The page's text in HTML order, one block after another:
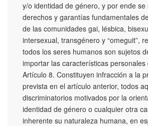
y/o identidad de género, y por ende
derechos y garantías fundamentales
de las comunidades gai, lésbica,
intersexual, transgénero y “omeguit”,
todos los seres humanos son sujetos
importar las características personales
Artículo 8. Constituyen infracción a la
prevista en el artículo anterior, todos
discriminatorios motivados por la
identidad de género o cualquier otra
inherente su naturaleza humana, en